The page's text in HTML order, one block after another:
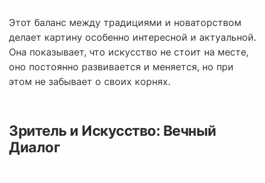
Этот баланс между традициями и новаторством
делает картину особенно интересной и актуальной.
Она показывает, что искусство не стоит на месте,
оно постоянно развивается и меняется, но при
этом не забывает о своих корнях.
Зритель и Искусство: Вечный
Диалог